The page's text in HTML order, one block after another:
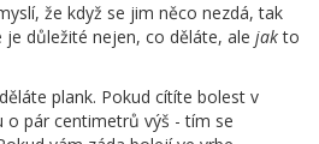
že když se jim něco nezdá, tak
důležité nejen, co děláte, ale jakto
plank. Pokud cítíte bolest v
o pár centimetrů výš - tím se